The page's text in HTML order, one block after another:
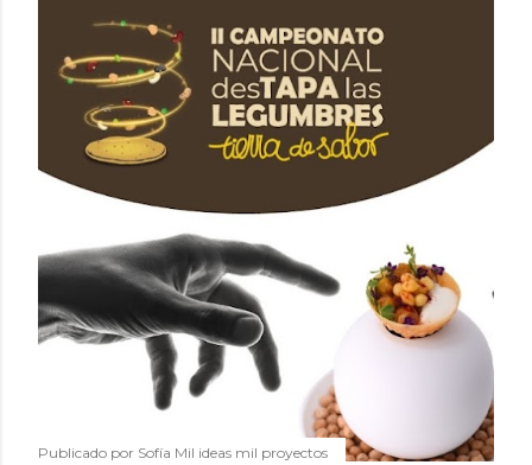
satisface. Estas alubias crujientes al horno van a cambiar
por completo tu forma de ver las legumbres. Olvídate de
asociar las alubias únicamente a los guisos tradicionales y
copiosos de invierno. Con esta receta simple pero
revolucionaria, transformaremos un ingrediente tan
humilde como la alubia de La Bañeza en un snack ligero,
dorado, cargado de proteína y 100% natural. Es el
sustituto perfecto a los frutos se...
Publicado por Sofía Mil ideas mil proyectos